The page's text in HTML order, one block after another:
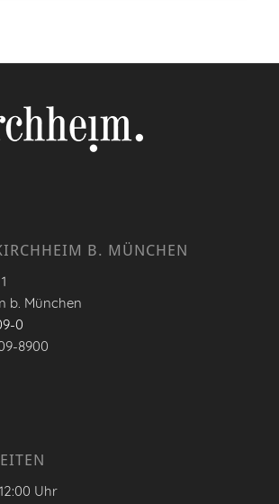
B. MÜNCHEN
b. München
0
8900
Uhr